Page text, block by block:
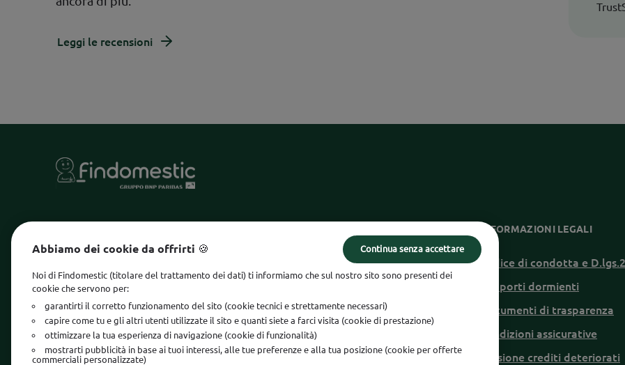
Leggi le recensioni
Lavora con noi
Diventa partner
Margine di conversione
Whistleblowing
Accessibilità
Privacy
INFORMAZIONI LEGALI
Codice di condotta e
Rapporti dormienti
Documenti di trasparenza
Condizioni assicurative
Cessione crediti deteriorati
Abbiamo dei cookie da offrirti 🍪
Noi di Findomestic (titolare del trattamento dei dati) ti informiamo che sul nostro sito sono presenti dei
cookie che servono per:
garantirti il corretto funzionamento del sito (cookie tecnici e strettamente necessari)
capire come tu e gli altri utenti utilizzate il sito e quanti siete a farci visita (cookie di prestazione)
ottimizzare la tua esperienza di navigazione (cookie di funzionalità)
mostrarti pubblicità in base ai tuoi interessi, alle tue preferenze e alla tua posizione (cookie per offerte
commerciali personalizzate)
Continua senza accettare